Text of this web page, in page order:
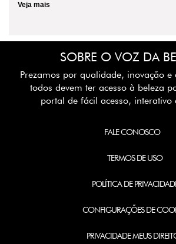
Veja mais
SOBRE O VOZ DA
Prezamos por qualidade, inovação e
todos devem ter acesso à beleza
portal de fácil acesso, interativo
FALE CONOSCO
TERMOS DE USO
POLÍTICA DE
CONFIGURAÇÕES DE
PRIVACIDADE MEUS